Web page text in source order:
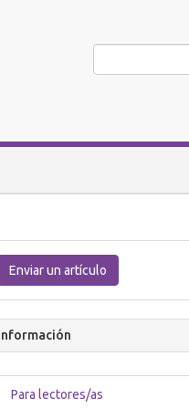
artículo
Enviar un artículo
Para lectores/as